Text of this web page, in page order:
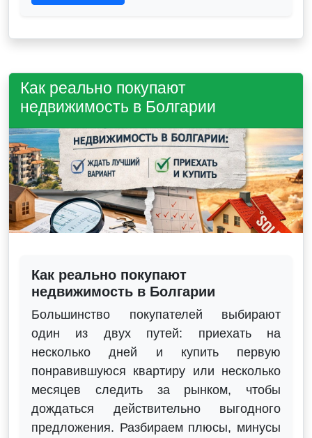
Как реально покупают
недвижимость в Болгарии
Как реально покупают
недвижимость в Болгарии
Большинство покупателей выбирают
один из двух путей: приехать на
несколько дней и купить первую
понравившуюся квартиру или несколько
месяцев следить за рынком, чтобы
дождаться действительно выгодного
предложения. Разбираем плюсы, минусы